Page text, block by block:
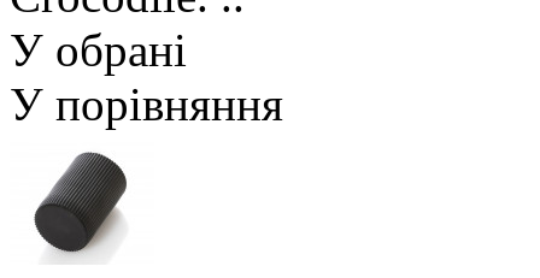
У обрані
У порівняння